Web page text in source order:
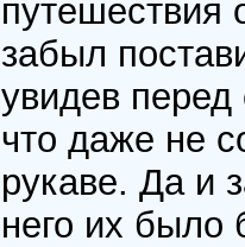
путешествия
забыл
увидев
что даже не
рукаве. Да и
него их